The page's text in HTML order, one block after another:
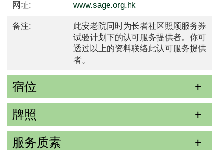
网址: www.sage.org.hk
备注:
此安老院同时为长者社区照顾服务券
试验计划下的认可服务提供者。你可
透过以上的资料联络此认可服务提供
者。
宿位
牌照
服务质素